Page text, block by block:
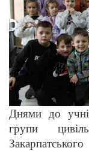
Днями до
групи